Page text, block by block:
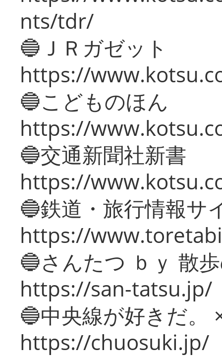
nts/tdr/
🔵ＪＲガゼット
https://
🔵こどものほん
https://
🔵交通新聞社新書
https://
🔵鉄道・旅行情報サ
https://
🔵さんたつ ｂｙ 散
https://san-tatsu.jp/
🔵中央線が好きだ。
https://chuosuki.jp/